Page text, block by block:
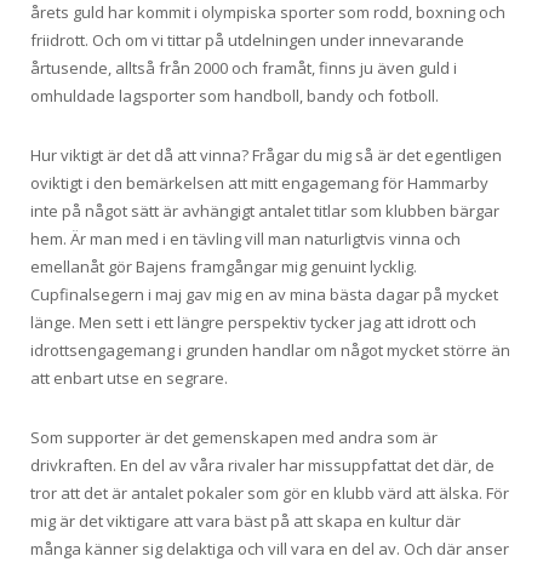
årets guld har kommit i olympiska sporter som rodd, boxning och
friidrott. Och om vi tittar på utdelningen under innevarande
årtusende, alltså från 2000 och framåt, finns ju även guld i
omhuldade lagsporter som handboll, bandy och fotboll.
Hur viktigt är det då att vinna? Frågar du mig så är det egentligen
oviktigt i den bemärkelsen att mitt engagemang för Hammarby
inte på något sätt är avhängigt antalet titlar som klubben bärgar
hem. Är man med i en tävling vill man naturligtvis vinna och
emellanåt gör Bajens framgångar mig genuint lycklig.
Cupfinalsegern i maj gav mig en av mina bästa dagar på mycket
länge. Men sett i ett längre perspektiv tycker jag att idrott och
idrottsengagemang i grunden handlar om något mycket större än
att enbart utse en segrare.
Som supporter är det gemenskapen med andra som är
drivkraften. En del av våra rivaler har missuppfattat det där, de
tror att det är antalet pokaler som gör en klubb värd att älska. För
mig är det viktigare att vara bäst på att skapa en kultur där
många känner sig delaktiga och vill vara en del av. Och där anser